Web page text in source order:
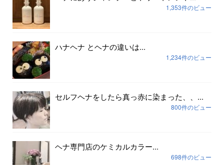
1,353件のビュー
ハナヘナ とヘナの違いは...
1,234件のビュー
セルフヘナをしたら真っ赤に染まった、、...
800件のビュー
ヘナ専門店のケミカルカラー...
698件のビュー